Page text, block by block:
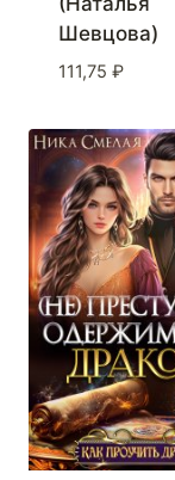
Шевцова)
111,75 ₽